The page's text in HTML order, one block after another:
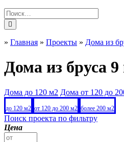
» Главная » Проекты » Дома из
Дома из бруса 9
Дома до 120 м2 Дома от 120 до
до 120 м2 от 120 до 200 м2 более 200 м2
Поиск проекта по фильтру
Цена